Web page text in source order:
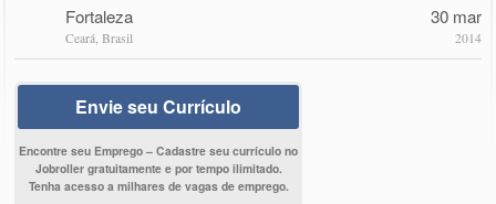
Fortaleza
Ceará, Brasil
30 mar
2014
Envie seu Currículo
Encontre seu Emprego – Cadastre seu currículo no
Jobroller gratuitamente e por tempo ilimitado.
Tenha acesso a milhares de vagas de emprego.